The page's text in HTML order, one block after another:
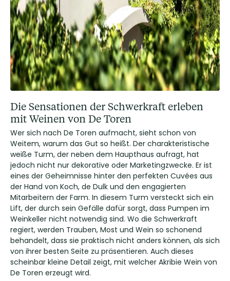
Die Sensationen der Schwerkraft erleben
mit Weinen von De Toren
Wer sich nach De Toren aufmacht, sieht schon von
Weitem, warum das Gut so heißt. Der charakteristische
weiße Turm, der neben dem Haupthaus aufragt, hat
jedoch nicht nur dekorative oder Marketingzwecke. Er ist
eines der Geheimnisse hinter den perfekten Cuvées aus
der Hand von Koch, de Dulk und den engagierten
Mitarbeitern der Farm. In diesem Turm versteckt sich ein
Lift, der durch sein Gefälle dafür sorgt, dass Pumpen im
Weinkeller nicht notwendig sind. Wo die Schwerkraft
regiert, werden Trauben, Most und Wein so schonend
behandelt, dass sie praktisch nicht anders können, als sich
von ihrer besten Seite zu präsentieren. Auch dieses
scheinbar kleine Detail zeigt, mit welcher Akribie Wein von
De Toren erzeugt wird.